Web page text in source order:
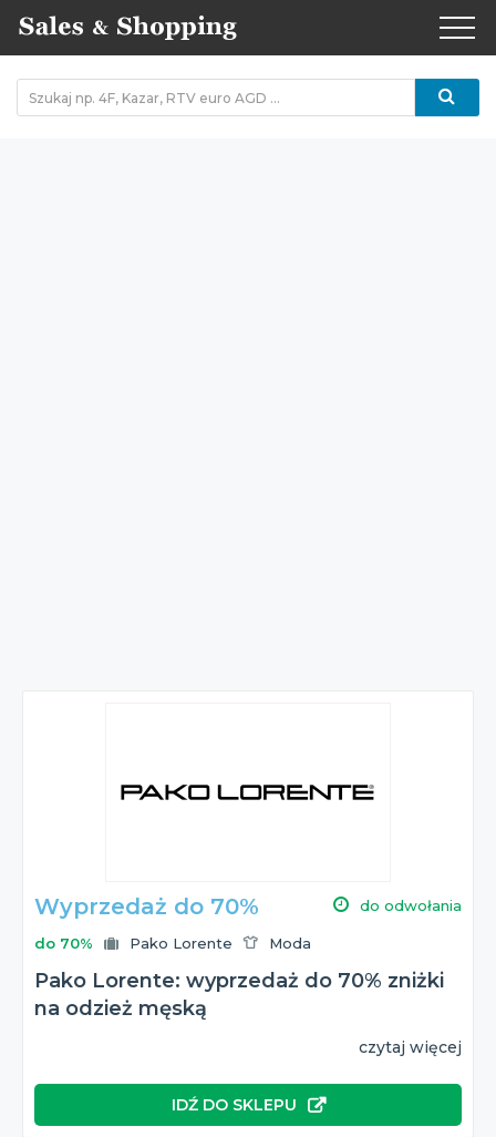
Wyprzedaż do 70% do odwołania
do 70% Pako Lorente Moda
Pako Lorente: wyprzedaż do 70% zniżki
na odzież męską
czytaj więcej
IDŹ DO SKLEPU